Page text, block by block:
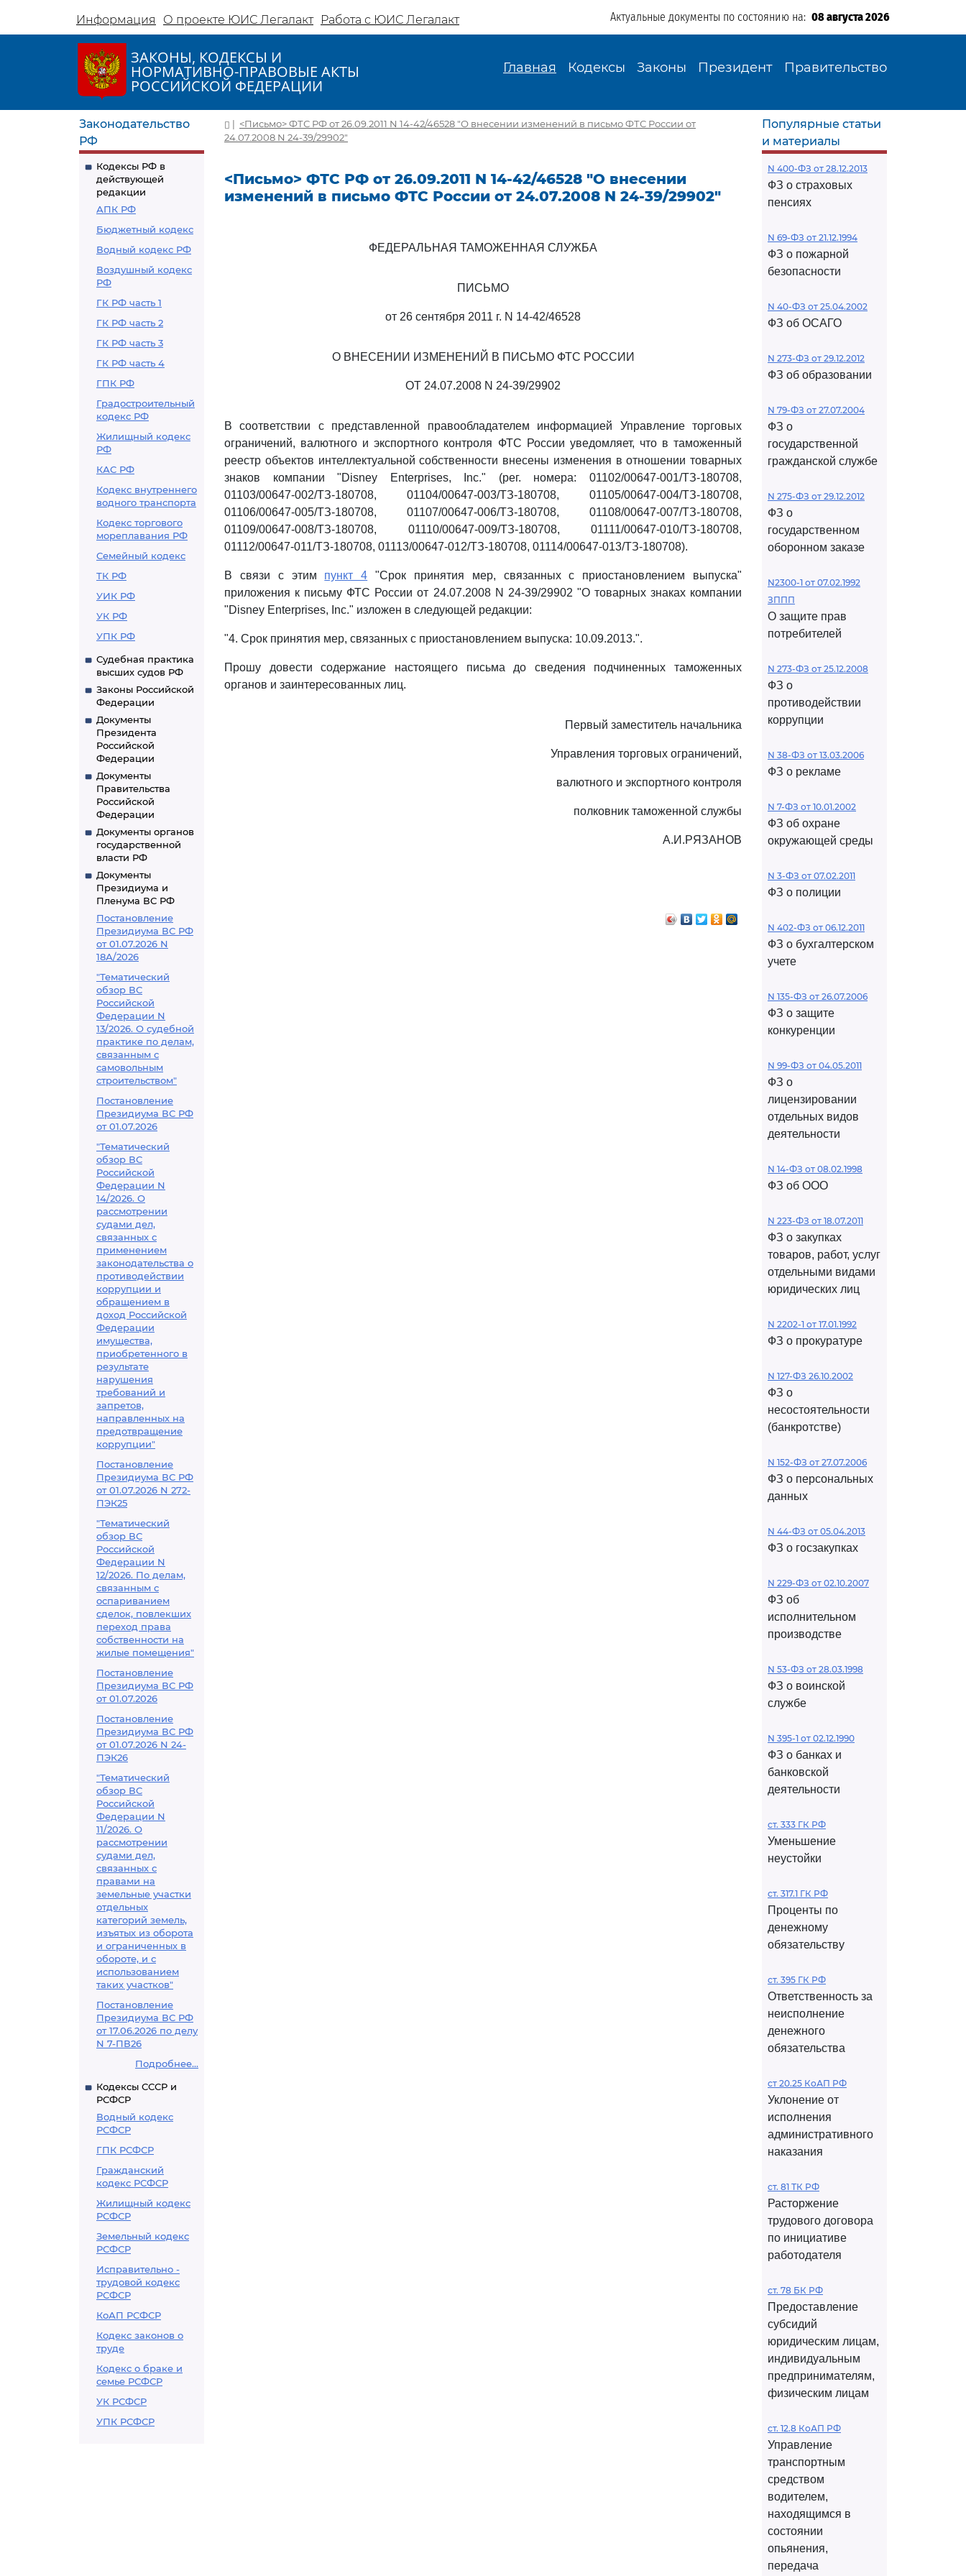
Информация О проекте ЮИС Легалакт Работа с ЮИС Легалакт Актуальные документы по состоянию на: 08 августа 2026
ЗАКОНЫ, КОДЕКСЫ И
НОРМАТИВНО-ПРАВОВЫЕ АКТЫ
РОССИЙСКОЙ ФЕДЕРАЦИИ
Главная Кодексы Законы Президент Правительство
Законодательство
РФ
Кодексы РФ в
действующей
редакции
АПК РФ
Бюджетный кодекс
Водный кодекс РФ
Воздушный кодекс
РФ
ГК РФ часть 1
ГК РФ часть 2
ГК РФ часть 3
ГК РФ часть 4
ГПК РФ
Градостроительный
кодекс РФ
Жилищный кодекс
РФ
КАС РФ
Кодекс внутреннего
водного транспорта
Кодекс торгового
мореплавания РФ
Семейный кодекс
ТК РФ
УИК РФ
УК РФ
УПК РФ
Судебная практика
высших судов РФ
Законы Российской
Федерации
Документы
Президента
Российской
Федерации
Документы
Правительства
Российской
Федерации
Документы органов
государственной
власти РФ
Документы
Президиума и
Пленума ВС РФ
Постановление
Президиума ВС РФ
от 01.07.2026 N
18А/2026
"Тематический
обзор ВС
Российской
Федерации N
13/2026. О судебной
практике по делам,
связанным с
самовольным
строительством"
Постановление
Президиума ВС РФ
от 01.07.2026
"Тематический
обзор ВС
Российской
Федерации N
14/2026. О
рассмотрении
судами дел,
связанных с
применением
законодательства о
противодействии
коррупции и
обращением в
доход Российской
Федерации
имущества,
приобретенного в
результате
нарушения
требований и
запретов,
направленных на
предотвращение
коррупции"
Постановление
Президиума ВС РФ
от 01.07.2026 N 272-
ПЭК25
"Тематический
обзор ВС
Российской
Федерации N
12/2026. По делам,
связанным с
оспариванием
сделок, повлекших
переход права
собственности на
жилые помещения"
Постановление
Президиума ВС РФ
от 01.07.2026
Постановление
Президиума ВС РФ
от 01.07.2026 N 24-
ПЭК26
"Тематический
обзор ВС
Российской
Федерации N
11/2026. О
рассмотрении
судами дел,
связанных с
правами на
земельные участки
отдельных
категорий земель,
изъятых из оборота
и ограниченных в
обороте, и с
использованием
таких участков"
Постановление
Президиума ВС РФ
от 17.06.2026 по делу
N 7-ПВ26
Подробнее...
Кодексы СССР и
РСФСР
Водный кодекс
РСФСР
ГПК РСФСР
Гражданский
кодекс РСФСР
Жилищный кодекс
РСФСР
Земельный кодекс
РСФСР
Исправительно -
трудовой кодекс
РСФСР
КоАП РСФСР
Кодекс законов о
труде
Кодекс о браке и
семье РСФСР
УК РСФСР
УПК РСФСР
| <Письмо> ФТС РФ от 26.09.2011 N 14-42/46528 "О внесении изменений в письмо ФТС России от
24.07.2008 N 24-39/29902"
<Письмо> ФТС РФ от 26.09.2011 N 14-42/46528 "О внесении
изменений в письмо ФТС России от 24.07.2008 N 24-39/29902"
ФЕДЕРАЛЬНАЯ ТАМОЖЕННАЯ СЛУЖБА
ПИСЬМО
от 26 сентября 2011 г. N 14-42/46528
О ВНЕСЕНИИ ИЗМЕНЕНИЙ В ПИСЬМО ФТС РОССИИ
ОТ 24.07.2008 N 24-39/29902
В соответствии с представленной правообладателем информацией Управление торговых
ограничений, валютного и экспортного контроля ФТС России уведомляет, что в таможенный
реестр объектов интеллектуальной собственности внесены изменения в отношении товарных
знаков компании "Disney Enterprises, Inc." (рег. номера: 01102/00647-001/ТЗ-180708,
01103/00647-002/ТЗ-180708, 01104/00647-003/ТЗ-180708, 01105/00647-004/ТЗ-180708,
01106/00647-005/ТЗ-180708, 01107/00647-006/ТЗ-180708, 01108/00647-007/ТЗ-180708,
01109/00647-008/ТЗ-180708, 01110/00647-009/ТЗ-180708, 01111/00647-010/ТЗ-180708,
01112/00647-011/ТЗ-180708, 01113/00647-012/ТЗ-180708, 01114/00647-013/ТЗ-180708).
В связи с этим пункт 4 "Срок принятия мер, связанных с приостановлением выпуска"
приложения к письму ФТС России от 24.07.2008 N 24-39/29902 "О товарных знаках компании
"Disney Enterprises, Inc." изложен в следующей редакции:
"4. Срок принятия мер, связанных с приостановлением выпуска: 10.09.2013.".
Прошу довести содержание настоящего письма до сведения подчиненных таможенных
органов и заинтересованных лиц.
Первый заместитель начальника
Управления торговых ограничений,
валютного и экспортного контроля
полковник таможенной службы
А.И.РЯЗАНОВ
Популярные статьи
и материалы
N 400-ФЗ от 28.12.2013
ФЗ о страховых
пенсиях
N 69-ФЗ от 21.12.1994
ФЗ о пожарной
безопасности
N 40-ФЗ от 25.04.2002
ФЗ об ОСАГО
N 273-ФЗ от 29.12.2012
ФЗ об образовании
N 79-ФЗ от 27.07.2004
ФЗ о
государственной
гражданской службе
N 275-ФЗ от 29.12.2012
ФЗ о
государственном
оборонном заказе
N2300-1 от 07.02.1992
ЗППП
О защите прав
потребителей
N 273-ФЗ от 25.12.2008
ФЗ о
противодействии
коррупции
N 38-ФЗ от 13.03.2006
ФЗ о рекламе
N 7-ФЗ от 10.01.2002
ФЗ об охране
окружающей среды
N 3-ФЗ от 07.02.2011
ФЗ о полиции
N 402-ФЗ от 06.12.2011
ФЗ о бухгалтерском
учете
N 135-ФЗ от 26.07.2006
ФЗ о защите
конкуренции
N 99-ФЗ от 04.05.2011
ФЗ о
лицензировании
отдельных видов
деятельности
N 14-ФЗ от 08.02.1998
ФЗ об ООО
N 223-ФЗ от 18.07.2011
ФЗ о закупках
товаров, работ, услуг
отдельными видами
юридических лиц
N 2202-1 от 17.01.1992
ФЗ о прокуратуре
N 127-ФЗ 26.10.2002
ФЗ о
несостоятельности
(банкротстве)
N 152-ФЗ от 27.07.2006
ФЗ о персональных
данных
N 44-ФЗ от 05.04.2013
ФЗ о госзакупках
N 229-ФЗ от 02.10.2007
ФЗ об
исполнительном
производстве
N 53-ФЗ от 28.03.1998
ФЗ о воинской
службе
N 395-1 от 02.12.1990
ФЗ о банках и
банковской
деятельности
ст. 333 ГК РФ
Уменьшение
неустойки
ст. 317.1 ГК РФ
Проценты по
денежному
обязательству
ст. 395 ГК РФ
Ответственность за
неисполнение
денежного
обязательства
ст 20.25 КоАП РФ
Уклонение от
исполнения
административного
наказания
ст. 81 ТК РФ
Расторжение
трудового договора
по инициативе
работодателя
ст. 78 БК РФ
Предоставление
субсидий
юридическим лицам,
индивидуальным
предпринимателям,
физическим лицам
ст. 12.8 КоАП РФ
Управление
транспортным
средством
водителем,
находящимся в
состоянии
опьянения,
передача